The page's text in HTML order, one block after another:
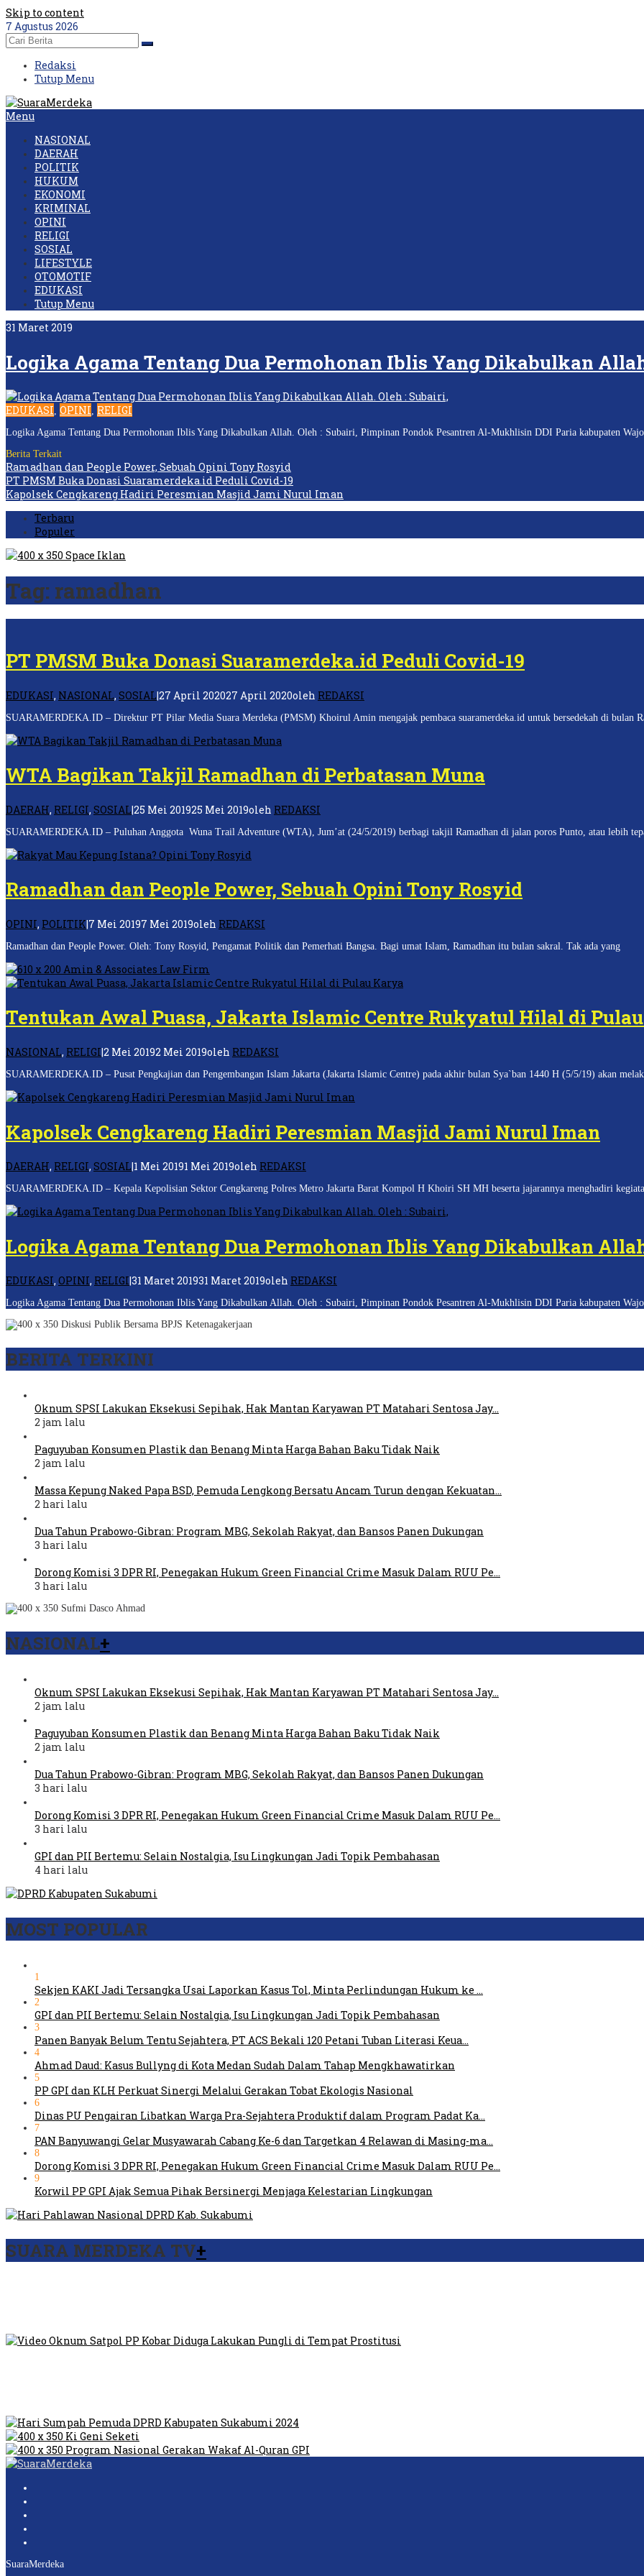
Skip to content
7 Agustus 2026
Redaksi
Tutup Menu
Menu
NASIONAL
DAERAH
POLITIK
HUKUM
EKONOMI
KRIMINAL
OPINI
RELIGI
SOSIAL
LIFESTYLE
OTOMOTIF
EDUKASI
Tutup Menu
31 Maret 2019
Logika Agama Tentang Dua Permohonan Iblis Yang Dikabulkan
EDUKASI, OPINI, RELIGI
Logika Agama Tentang Dua Permohonan Iblis Yang Dikabulkan Allah. Oleh : Subairi, Pimpinan Pondok Pesantren Al-Mukhlisin DDI Paria kabupaten
Berita Terkait
Ramadhan dan People Power, Sebuah Opini Tony Rosyid
PT PMSM Buka Donasi Suaramerdeka.id Peduli Covid-19
Kapolsek Cengkareng Hadiri Peresmian Masjid Jami Nurul Iman
Terbaru
Populer
Tag: ramadhan
PT PMSM Buka Donasi Suaramerdeka.id Peduli Covid-19
EDUKASI, NASIONAL, SOSIAL|27 April 202027 April 2020oleh REDAKSI
SUARAMERDEKA.ID – Direktur PT Pilar Media Suara Merdeka (PMSM) Khoirul Amin mengajak pembaca suaramerdeka.id untuk bersedekah di bulan
WTA Bagikan Takjil Ramadhan di Perbatasan Muna
DAERAH, RELIGI, SOSIAL|25 Mei 201925 Mei 2019oleh REDAKSI
SUARAMERDEKA.ID – Puluhan Anggota Wuna Trail Adventure (WTA), Jum’at (24/5/2019) berbagi takjil Ramadhan di jalan poros Punto, atau lebih
Ramadhan dan People Power, Sebuah Opini Tony Rosyid
OPINI, POLITIK|7 Mei 20197 Mei 2019oleh REDAKSI
Ramadhan dan People Power. Oleh: Tony Rosyid, Pengamat Politik dan Pemerhati Bangsa. Bagi umat Islam, Ramadhan itu bulan sakral. Tak ada yang
Tentukan Awal Puasa, Jakarta Islamic Centre Rukyatul Hilal di
NASIONAL, RELIGI|2 Mei 20192 Mei 2019oleh REDAKSI
SUARAMERDEKA.ID – Pusat Pengkajian dan Pengembangan Islam Jakarta (Jakarta Islamic Centre) pada akhir bulan Sya`ban 1440 H (5/5/19) akan
Kapolsek Cengkareng Hadiri Peresmian Masjid Jami Nurul Iman
DAERAH, RELIGI, SOSIAL|1 Mei 20191 Mei 2019oleh REDAKSI
SUARAMERDEKA.ID – Kepala Kepolisian Sektor Cengkareng Polres Metro Jakarta Barat Kompol H Khoiri SH MH beserta jajarannya menghadiri
Logika Agama Tentang Dua Permohonan Iblis Yang Dikabulkan
EDUKASI, OPINI, RELIGI|31 Maret 201931 Maret 2019oleh REDAKSI
Logika Agama Tentang Dua Permohonan Iblis Yang Dikabulkan Allah. Oleh : Subairi, Pimpinan Pondok Pesantren Al-Mukhlisin DDI Paria kabupaten
BERITA TERKINI
Oknum SPSI Lakukan Eksekusi Sepihak, Hak Mantan Karyawan PT Matahari Sentosa Jay…
2 jam lalu
Paguyuban Konsumen Plastik dan Benang Minta Harga Bahan Baku Tidak Naik
2 jam lalu
Massa Kepung Naked Papa BSD, Pemuda Lengkong Bersatu Ancam Turun dengan Kekuatan…
2 hari lalu
Dua Tahun Prabowo-Gibran: Program MBG, Sekolah Rakyat, dan Bansos Panen Dukungan
3 hari lalu
Dorong Komisi 3 DPR RI, Penegakan Hukum Green Financial Crime Masuk Dalam RUU Pe…
3 hari lalu
NASIONAL+
Oknum SPSI Lakukan Eksekusi Sepihak, Hak Mantan Karyawan PT Matahari Sentosa Jay…
2 jam lalu
Paguyuban Konsumen Plastik dan Benang Minta Harga Bahan Baku Tidak Naik
2 jam lalu
Dua Tahun Prabowo-Gibran: Program MBG, Sekolah Rakyat, dan Bansos Panen Dukungan
3 hari lalu
Dorong Komisi 3 DPR RI, Penegakan Hukum Green Financial Crime Masuk Dalam RUU Pe…
3 hari lalu
GPI dan PII Bertemu: Selain Nostalgia, Isu Lingkungan Jadi Topik Pembahasan
4 hari lalu
MOST POPULAR
1
Sekjen KAKI Jadi Tersangka Usai Laporkan Kasus Tol, Minta Perlindungan Hukum ke …
2
GPI dan PII Bertemu: Selain Nostalgia, Isu Lingkungan Jadi Topik Pembahasan
3
Panen Banyak Belum Tentu Sejahtera, PT ACS Bekali 120 Petani Tuban Literasi Keua…
4
Ahmad Daud: Kasus Bullyng di Kota Medan Sudah Dalam Tahap Mengkhawatirkan
5
PP GPI dan KLH Perkuat Sinergi Melalui Gerakan Tobat Ekologis Nasional
6
Dinas PU Pengairan Libatkan Warga Pra-Sejahtera Produktif dalam Program Padat Ka…
7
PAN Banyuwangi Gelar Musyawarah Cabang Ke-6 dan Targetkan 4 Relawan di Masing-ma…
8
Dorong Komisi 3 DPR RI, Penegakan Hukum Green Financial Crime Masuk Dalam RUU Pe…
9
Korwil PP GPI Ajak Semua Pihak Bersinergi Menjaga Kelestarian Lingkungan
SUARA MERDEKA TV+
SuaraMerdeka